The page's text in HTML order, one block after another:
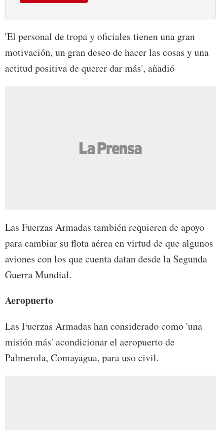
'El personal de tropa y oficiales tienen una gran
motivación, un gran deseo de hacer las cosas y una
actitud positiva de querer dar más', añadió
Las Fuerzas Armadas también requieren de apoyo
para cambiar su flota aérea en virtud de que algunos
aviones con los que cuenta datan desde la Segunda
Guerra Mundial.
Aeropuerto
Las Fuerzas Armadas han considerado como 'una
misión más' acondicionar el aeropuerto de
Palmerola, Comayagua, para uso civil.